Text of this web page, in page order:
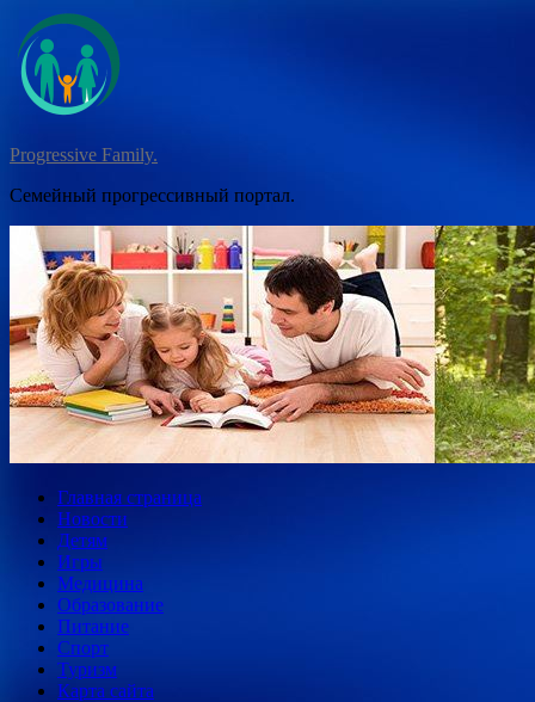
Перейти
содержимому
Progressive Family.
Семейный прогрессивный портал.
Главная страница
Новости
Детям
Игры
Медицина
Образование
Питание
Спорт
Туризм
Карта сайта